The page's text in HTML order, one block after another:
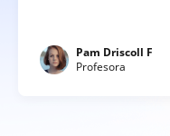
Pam Driscoll F
Profesora